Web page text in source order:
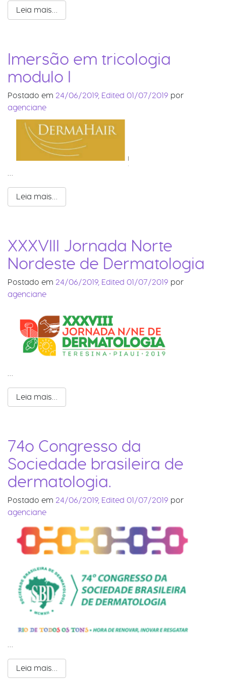
Leia mais…
Imersão em tricologia
modulo I
Postado em 24/06/2019, Edited 01/07/2019 por
agenciane
…
Leia mais…
XXXVIII Jornada Norte
Nordeste de Dermatologia
Postado em 24/06/2019, Edited 01/07/2019 por
agenciane
…
Leia mais…
74o Congresso da
Sociedade brasileira de
dermatologia.
Postado em 24/06/2019, Edited 01/07/2019 por
agenciane
Leia mais…